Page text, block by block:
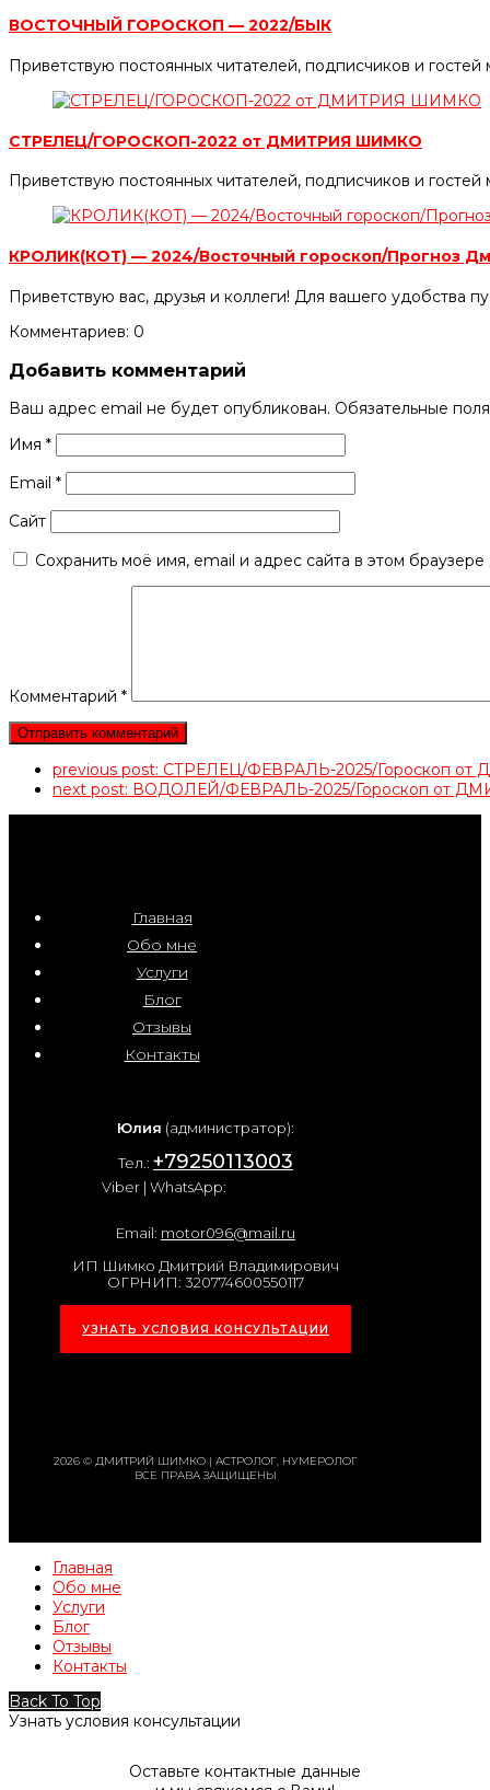
ВОСТОЧНЫЙ ГОРОСКОП — 2022/БЫК
Приветствую постоянных читателей, подписчиков и
СТРЕЛЕЦ/ГОРОСКОП-2022 от ДМИТРИЯ ШИМКО
Приветствую постоянных читателей, подписчиков и
КРОЛИК(КОТ) — 2024/Восточный гороскоп/Прогноз
Приветствую вас, друзья и коллеги! Для вашего удобства
Комментариев: 0
Добавить комментарий
Ваш адрес email не будет опубликован. Обязательные
Имя *
Email *
Сайт
Сохранить моё имя, email и адрес сайта в этом
Комментарий *
previous post: СТРЕЛЕЦ/ФЕВРАЛЬ-2025/Гороскоп
next post: ВОДОЛЕЙ/ФЕВРАЛЬ-2025/Гороскоп от
Главная
Обо мне
Услуги
Блог
Отзывы
Контакты
Юлия (администратор):
Тел.: +79250113003
Viber | WhatsApp:
Email: motor096@mail.ru
ИП Шимко Дмитрий Владимирович
ОГРНИП: 320774600550117
УЗНАТЬ УСЛОВИЯ КОНСУЛЬТАЦИИ
2026 © ДМИТРИЙ ШИМКО | АСТРОЛОГ, НУМЕРОЛОГ
ВСЕ ПРАВА ЗАЩИЩЕНЫ
Главная
Обо мне
Услуги
Блог
Отзывы
Контакты
Back To Top
Узнать условия консультации
Оставьте контактные данные